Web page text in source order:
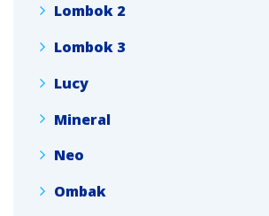
Lombok 2
Lombok 3
Lucy
Mineral
Neo
Ombak